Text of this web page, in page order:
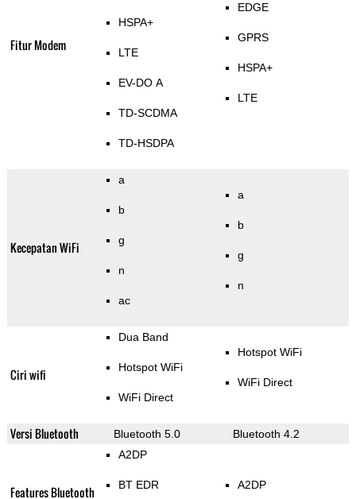
Fitur Modem
HSPA+
LTE
EV-DO A
TD-SCDMA
TD-HSDPA
EDGE
GPRS
HSPA+
LTE
Kecepatan WiFi
a
b
g
n
ac
a
b
g
n
Ciri wifi
Dua Band
Hotspot WiFi
WiFi Direct
Hotspot WiFi
WiFi Direct
Versi Bluetooth Bluetooth 5.0 Bluetooth 4.2
Features Bluetooth
A2DP
BT EDR A2DP